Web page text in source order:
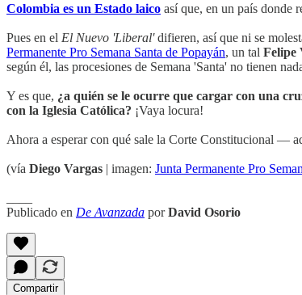
Colombia es un Estado laico así que, en un país donde
Pues en el El Nuevo 'Liberal'difieren, así que ni se
Permanente Pro Semana Santa de Popayán, un tal Felipe
según él, las procesiones de Semana 'Santa' no tienen
Y es que, ¿a quién se le ocurre que cargar con una
con la Iglesia Católica? ¡Vaya locura!
Ahora a esperar con qué sale la Corte Constitucional —
(vía Diego Vargas | imagen: Junta Permanente Pro
Publicado en De Avanzada porDavid Osorio
Compartir